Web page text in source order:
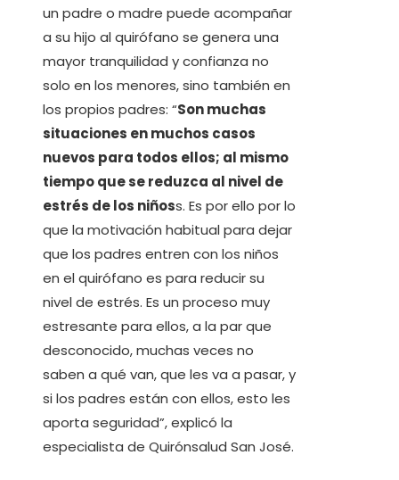
un padre o madre puede acompañar
a su hijo al quirófano se genera una
mayor tranquilidad y confianza no
solo en los menores, sino también en
los propios padres: “Son muchas
situaciones en muchos casos
nuevos para todos ellos; al mismo
tiempo que se reduzca al nivel de
estrés de los niñoss. Es por ello por lo
que la motivación habitual para dejar
que los padres entren con los niños
en el quirófano es para reducir su
nivel de estrés. Es un proceso muy
estresante para ellos, a la par que
desconocido, muchas veces no
saben a qué van, que les va a pasar, y
si los padres están con ellos, esto les
aporta seguridad”, explicó la
especialista de Quirónsalud San José.